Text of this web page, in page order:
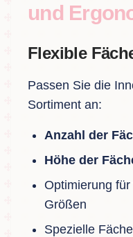
und
Flexible
Passen Sie die
Sortiment an:
Anzahl der
Höhe der
Optimierung
Größen
Spezielle